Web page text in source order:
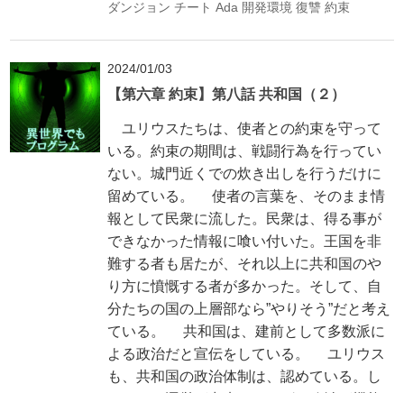
ダンジョン チート Ada 開発環境 復讐 約束
2024/01/03
【第六章 約束】第八話 共和国（２）
ユリウスたちは、使者との約束を守って
いる。約束の期間は、戦闘行為を行ってい
ない。城門近くでの炊き出しを行うだけに
留めている。 使者の言葉を、そのまま情
報として民衆に流した。民衆は、得る事が
できなかった情報に喰い付いた。王国を非
難する者も居たが、それ以上に共和国のや
り方に憤慨する者が多かった。そして、自
分たちの国の上層部なら”やりそう”だと考え
ている。 共和国は、建前として多数派に
よる政治だと宣伝をしている。 ユリウス
も、共和国の政治体制は、認めている。し